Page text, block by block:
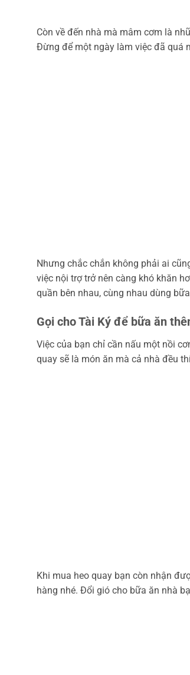
Còn về đến nhà mà mâm cơm là
Đừng để một ngày làm việc đã quá
Nhưng chắc chắn không phải ai
việc nội trợ trở nên càng khó khăn
quần bên nhau, cùng nhau dùng
Gọi cho Tài Ký để bữa ăn
Việc của bạn chỉ cần nấu một nồi
quay sẽ là món ăn mà cả nhà đều
Khi mua heo quay bạn còn nhận
hàng nhé. Đổi gió cho bữa ăn nhà